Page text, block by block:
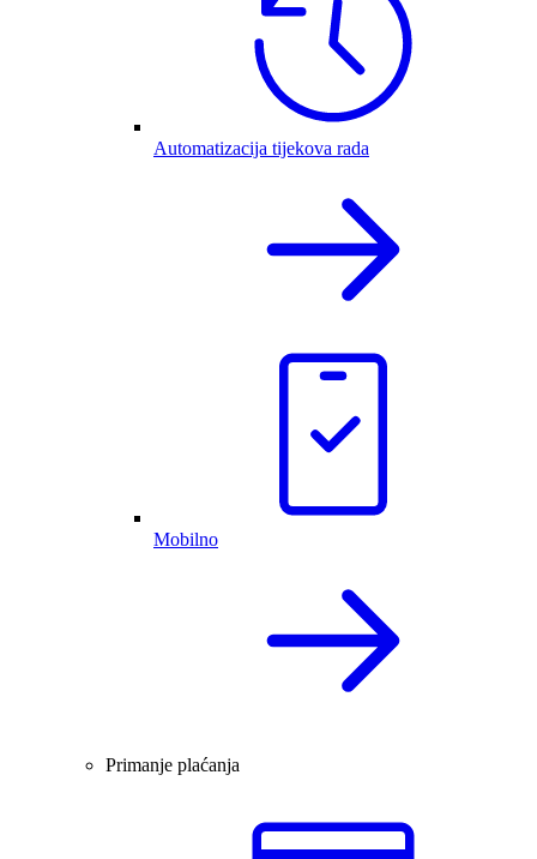
Automatizacija tijekova rada
Mobilno
Primanje plaćanja